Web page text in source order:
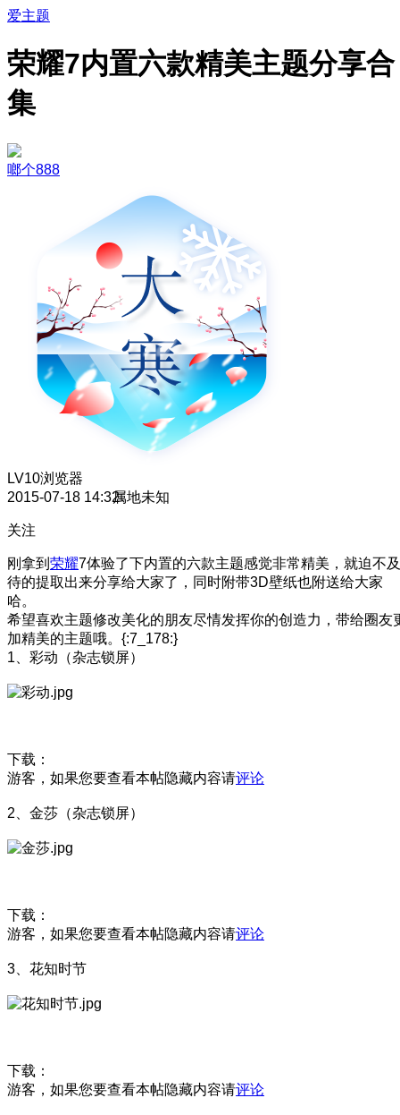
爱主题
荣耀7内置六款精美主题分享合
集
啷个888
LV10浏览器
2015-07-18 14:32属地未知
关注
刚拿到 荣耀7体验了下内置的六款主题感觉非常精美，就迫不及
待的提取出来分享给大家了，同时附带3D壁纸也附送给大家
哈。
希望喜欢主题修改美化的朋友尽情发挥你的创造力，带给圈友
加精美的主题哦。{:7_178:}
1、彩动（杂志锁屏）
下载：
游客，如果您要查看本帖隐藏内容请评论
2、金莎（杂志锁屏）
下载：
游客，如果您要查看本帖隐藏内容请评论
3、花知时节
下载：
游客，如果您要查看本帖隐藏内容请评论